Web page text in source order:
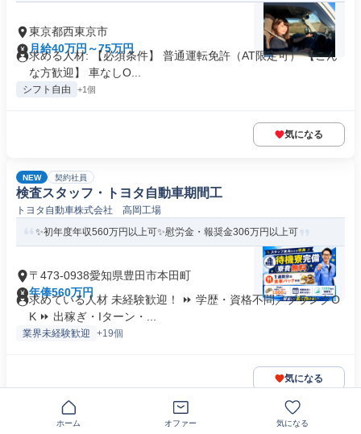
東京都西東京市
月給40万円～75万円
求める人材: 【必須条件】 普通運転免許（AT限定可） 【こん
な方歓迎】 車なしO...
シフト自由 +1個
気になる
NEW 契約社員
検査スタッフ・トヨタ自動車期間工
トヨタ自動車株式会社 高岡工場
✨初年度年収560万円以上可✨慰労金・報奨金306万円以上可
〒473-0938愛知県豊田市本田町
年俸560万円
求めている人材 未経験歓迎！ ⏩ 学歴・資格不問／ブランクO
K ⏩ 出稼ぎ・Iターン・...
業界未経験歓迎 +19個
気になる
契約社員
ホーム オファー 気になる